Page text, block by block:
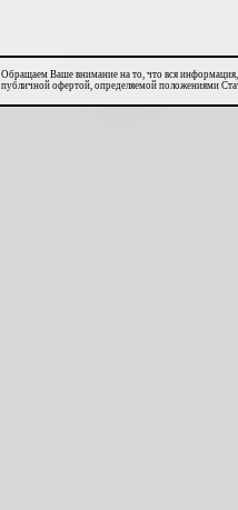
Обращаем Ваше внимание на то, что вся
публичной офертой, определяемой положениями